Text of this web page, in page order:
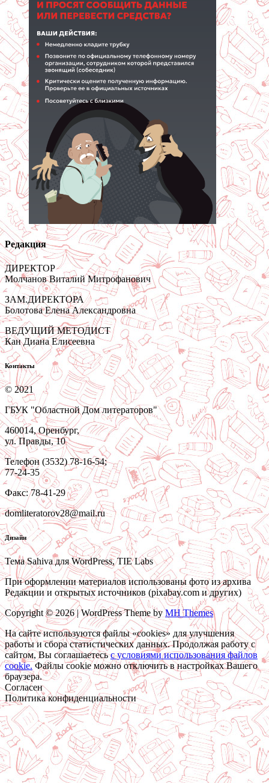
Редакция
ДИРЕКТОР
Молчанов Виталий Митрофанович
ЗАМ.ДИРЕКТОРА
Болотова Елена Александровна
ВЕДУЩИЙ МЕТОДИСТ
Кан Диана Елисеевна
Контакты
© 2021
ГБУК "Областной Дом литераторов"
460014, Оренбург,
ул. Правды, 10
Телефон (3532) 78-16-54;
77-24-35
Факс: 78-41-29
domliteratorov28@mail.ru
Дизайн
Тема Sahiva для WordPress, TIE Labs
При оформлении материалов использованы фото из архива
Редакции и открытых источников (pixabay.com и других)
Copyright © 2026 | WordPress Theme byMH Themes
На сайте используются файлы «cookies» для улучшения
работы и сбора статистических данных. Продолжая работу с
сайтом, Вы соглашаетесьc условиями использования файлов
cookie. Файлы cookie можно отключить в настройках Вашего
браузера.
Согласен
Политика конфиденциальности